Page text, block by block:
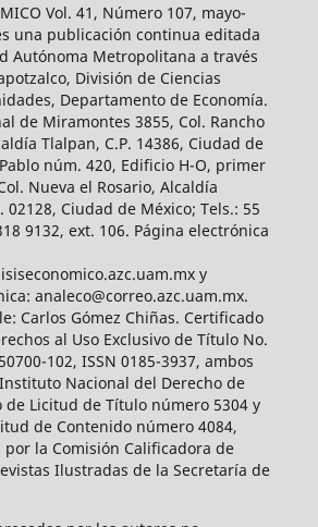
Vol. 41, Número 107, mayo-
una publicación continua editada
Autónoma Metropolitana a través
División de Ciencias
Departamento de Economía.
de Miramontes 3855, Col. Rancho
Tlalpan, C.P. 14386, Ciudad de
núm. 420, Edificio H-O, primer
Nueva el Rosario, Alcaldía
02128, Ciudad de México; Tels.: 55
9132, ext. 106. Página electrónica
y
analeco@correo.azc.uam.mx.
Carlos Gómez Chiñas. Certificado
al Uso Exclusivo de Título No.
102, ISSN 0185-3937, ambos
Nacional del Derecho de
Licitud de Título número 5304 y
de Contenido número 4084,
la Comisión Calificadora de
Ilustradas de la Secretaría de